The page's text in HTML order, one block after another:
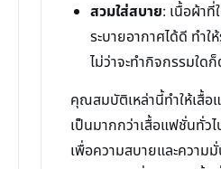
สวมใส่สบาย: เนื้อผ้า
ระบายอากาศได้ดี ทำ
ไม่ว่าจะทำกิจกรรมใด
คุณสมบัติเหล่านี้ทำให้เสื้อ
เป็นมากกว่าเสื้อแฟชั่นทั่ว
เพื่อความสบายและความ